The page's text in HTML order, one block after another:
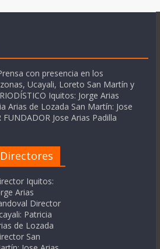
con presencia en los
Ucayali, Loreto San Martín y
Iquitos: Jorge Arias
Arias de Lozada San Martín: Jose
Jose Arias Padilla
Directores
Iquitos:
Arias
Director
Patricia
de Lozada
San